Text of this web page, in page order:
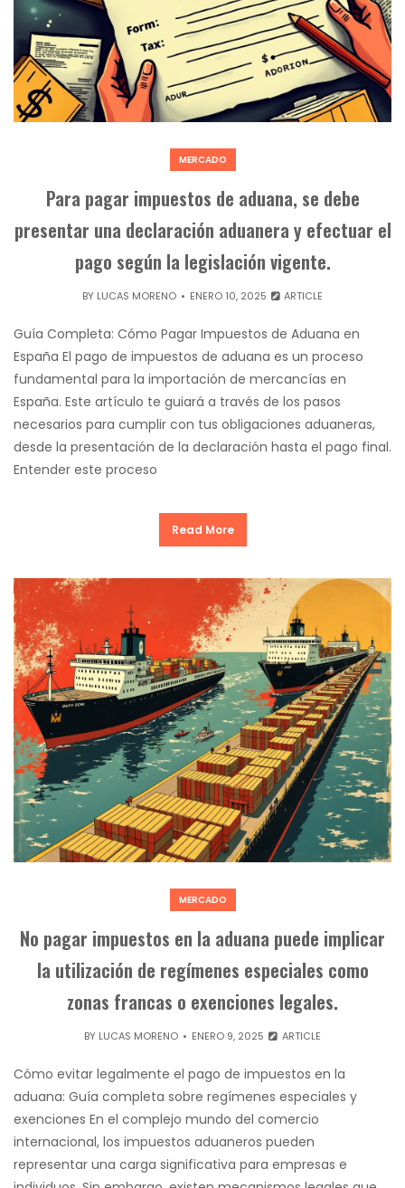
MERCADO
Para pagar impuestos de aduana, se debe
presentar una declaración aduanera y efectuar el
pago según la legislación vigente.
BY LUCAS MORENO ENERO 10, 2025 ARTICLE
Guía Completa: Cómo Pagar Impuestos de Aduana en
España El pago de impuestos de aduana es un proceso
fundamental para la importación de mercancías en
España. Este artículo te guiará a través de los pasos
necesarios para cumplir con tus obligaciones aduaneras,
desde la presentación de la declaración hasta el pago final.
Entender este proceso
Read More
MERCADO
No pagar impuestos en la aduana puede implicar
la utilización de regímenes especiales como
zonas francas o exenciones legales.
BY LUCAS MORENO ENERO 9, 2025 ARTICLE
Cómo evitar legalmente el pago de impuestos en la
aduana: Guía completa sobre regímenes especiales y
exenciones En el complejo mundo del comercio
internacional, los impuestos aduaneros pueden
representar una carga significativa para empresas e